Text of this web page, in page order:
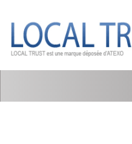
contenu